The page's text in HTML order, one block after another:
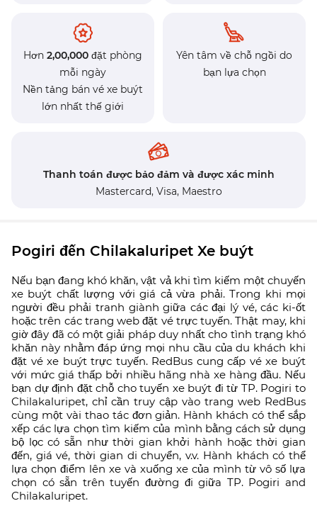
Hơn 2,00,000 đặt phòng
mỗi ngày
Nền tảng bán vé xe buýt
lớn nhất thế giới
Yên tâm về chỗ ngồi do
bạn lựa chọn
Thanh toán được bảo đảm và được xác minh
Mastercard, Visa, Maestro
Pogiri đến Chilakaluripet Xe buýt
Nếu bạn đang khó khăn, vật vả khi tìm kiếm một chuyến
xe buýt chất lượng với giá cả vừa phải. Trong khi mọi
người đều phải tranh giành giữa các đại lý vé, các ki-ốt
hoặc trên các trang web đặt vé trực tuyến. Thật may, khi
giờ đây đã có một giải pháp duy nhất cho tình trạng khó
khăn này nhằm đáp ứng mọi nhu cầu của du khách khi
đặt vé xe buýt trực tuyến. RedBus cung cấp vé xe buýt
với mức giá thấp bởi nhiều hãng nhà xe hàng đầu. Nếu
bạn dự định đặt chỗ cho tuyến xe buýt đi từ TP. Pogiri to
Chilakaluripet, chỉ cần truy cập vào trang web RedBus
cùng một vài thao tác đơn giản. Hành khách có thể sắp
xếp các lựa chọn tìm kiếm của mình bằng cách sử dụng
bộ lọc có sẵn như thời gian khởi hành hoặc thời gian
đến, giá vé, thời gian di chuyển, v.v. Hành khách có thể
lựa chọn điểm lên xe và xuống xe của mình từ vô số lựa
chọn có sẵn trên tuyến đường đi giữa TP. Pogiri and
Chilakaluripet.